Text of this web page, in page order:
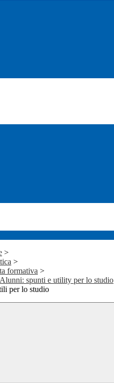
>
>
formativa >
spunti e utility per lo studio
per lo studio